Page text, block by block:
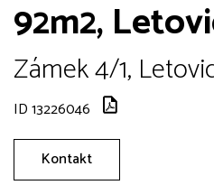
92m2,
Zámek 4/1,
ID 13226046
Kontakt